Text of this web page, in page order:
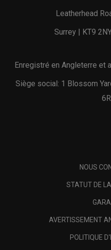
Leatherhead
Surrey | KT9
Enregistré en Angleterre et
Siège social: 1 Blossom
NOUS
STATUT DE
AVERTISSEMENT
POLITIQUE